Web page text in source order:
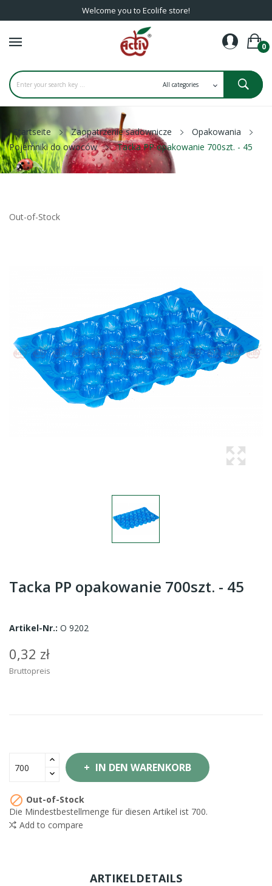
Welcome you to Ecolife store!
0
Startseite Zaopatrzenie sadownicze
Opakowania
Pojemniki do owoców
Tacka PP opakowanie 700szt. - 45
Out-of-Stock
Tacka PP opakowanie 700szt. - 45
Artikel-Nr.: O 9202
0,32 zł
Bruttopreis
IN DEN WARENKORB
 Out-of-Stock
Die Mindestbestellmenge für diesen Artikel ist 700.
Add to compare
ARTIKELDETAILS